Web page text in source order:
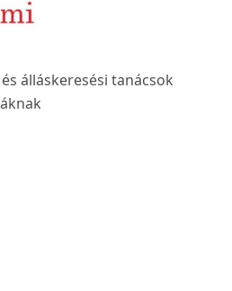
álláskeresési tanácsok